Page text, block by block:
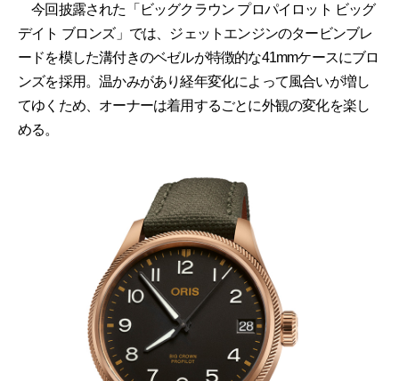
今回披露された「ビッグクラウン プロパイロット ビッグ
デイト ブロンズ」では、ジェットエンジンのタービンブレ
ードを模した溝付きのベゼルが特徴的な41mmケースにブロ
ンズを採用。温かみがあり経年変化によって風合いが増し
てゆくため、オーナーは着用するごとに外観の変化を楽し
める。